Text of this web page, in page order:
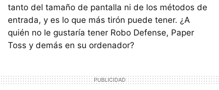
tanto del tamaño de pantalla ni de los métodos de
entrada, y es lo que más tirón puede tener. ¿A
quién no le gustaría tener Robo Defense, Paper
Toss y demás en su ordenador?